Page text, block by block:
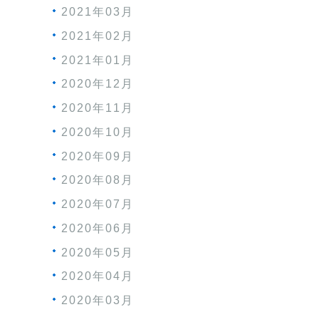
2021年03月
2021年02月
2021年01月
2020年12月
2020年11月
2020年10月
2020年09月
2020年08月
2020年07月
2020年06月
2020年05月
2020年04月
2020年03月